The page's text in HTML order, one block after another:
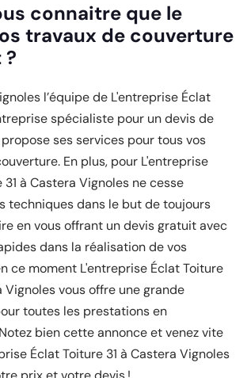
connaitre que le
travaux de couverture
l’équipe de L'entreprise Éclat
spécialiste pour un devis de
ses services pour tous vos
En plus, pour L'entreprise
31 à Castera Vignoles ne cesse
techniques dans le but de toujours
en vous offrant un devis gratuit avec
dans la réalisation de vos
ce moment L'entreprise Éclat Toiture
Vignoles vous offre une grande
toutes les prestations en
bien cette annonce et venez vite
Éclat Toiture 31 à Castera Vignoles